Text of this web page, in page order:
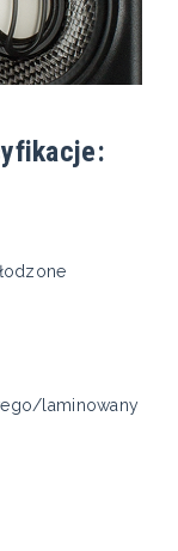
laminowany